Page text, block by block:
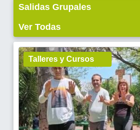
Salidas Grupales
Ver Todas
Talleres y Cursos